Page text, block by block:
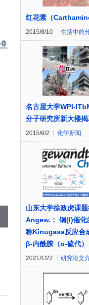
红花素（
2015/8/10 生活中的
名古屋大学WPI-
分子研究所新大楼
2015/6/2 化学新闻
山东大学徐政虎课题
Angew.： 铜(I)催化
称Kinugasa反应合
β-内酰胺（α-硫代）
2021/1/22 研究论文